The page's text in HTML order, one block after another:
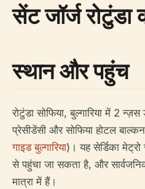
सेंट जॉर्ज
स्थान और पहुंच
रोटुंडा सोफिया, बुल्गारिया में 2
प्रेसीडेंसी और सोफिया होटल
गाइड बुल्गारिया)। यह सेर्डिका
से पहुंचा जा सकता है, और
मात्रा में हैं।